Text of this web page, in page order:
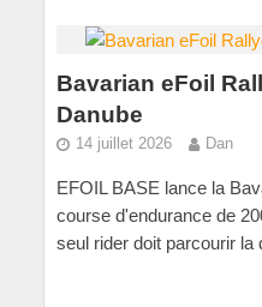
Bavarian eFoil
Danube
14 juillet 2026 Dan
EFOIL BASE lance la
course d'endurance de
seul rider doit parcourir la